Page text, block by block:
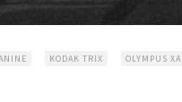
KODAK TRIX OLYMPUS XA